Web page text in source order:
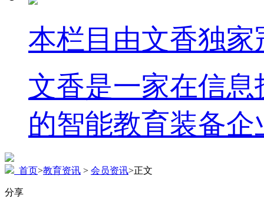
本栏目由文香独家
文香是一家在信
的智能教育装备企
首页>教育资讯 > 会员资讯>正文
分享